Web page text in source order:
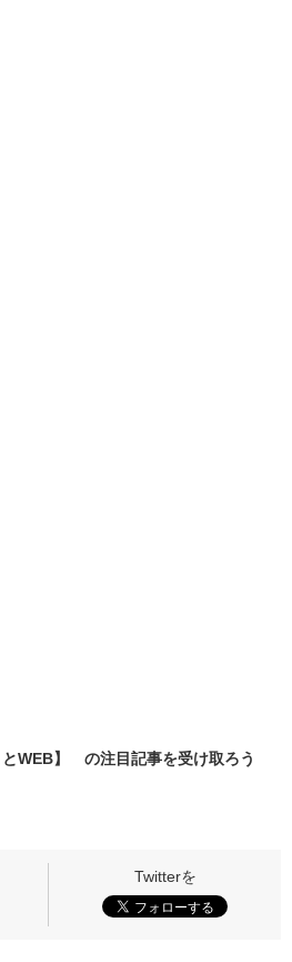
とWEB】 の注目記事を受け取ろう